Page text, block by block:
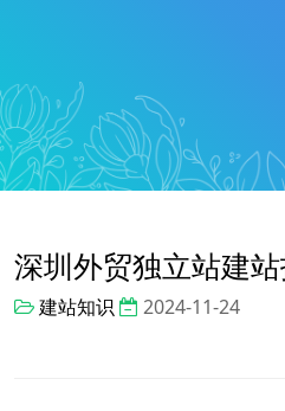
深圳外贸独立站建
建站知识 2024-11-24